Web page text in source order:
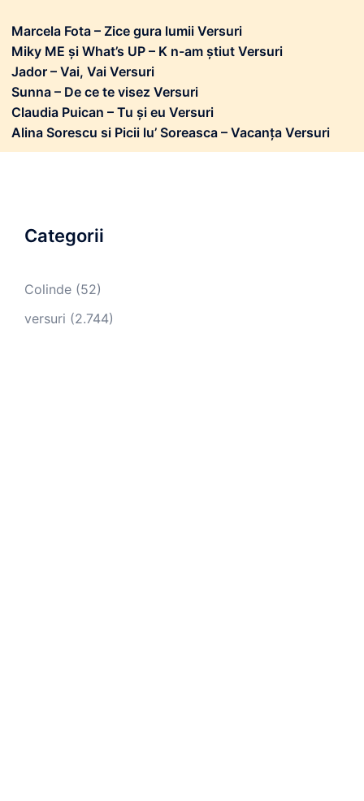
Marcela Fota – Zice gura lumii Versuri
Miky ME și What’s UP – K n-am știut Versuri
Jador – Vai, Vai Versuri
Sunna – De ce te visez Versuri
Claudia Puican – Tu și eu Versuri
Alina Sorescu si Picii lu’ Soreasca – Vacanța Versuri
Categorii
Colinde (52)
versuri (2.744)